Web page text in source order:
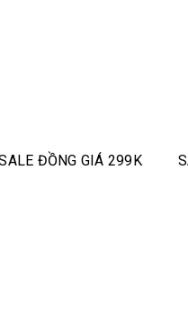
ĐỒNG GIÁ 299K